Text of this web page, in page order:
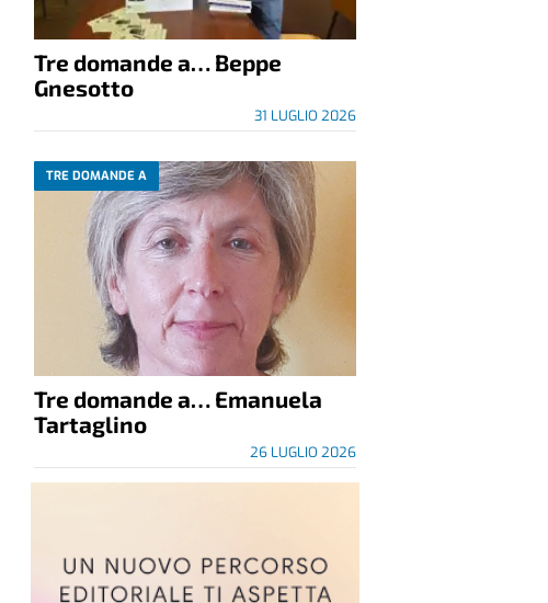
Tre domande a… Beppe
Gnesotto
31 LUGLIO 2026
TRE DOMANDE A
Tre domande a… Emanuela
Tartaglino
26 LUGLIO 2026